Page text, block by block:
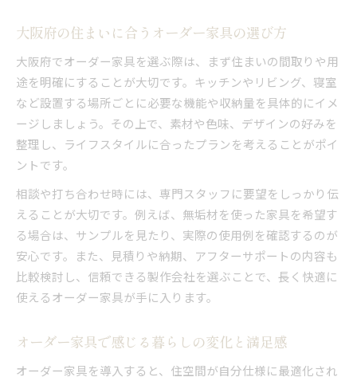
オーダー家具で整理整頓が楽になる理由
大阪府の住まいに合うオーダー家具の選び方
大阪府でオーダー家具を選ぶ際は、まず住まいの間取りや用
途を明確にすることが大切です。キッチンやリビング、寝室
など設置する場所ごとに必要な機能や収納量を具体的にイメ
ージしましょう。その上で、素材や色味、デザインの好みを
整理し、ライフスタイルに合ったプランを考えることがポイ
ントです。
相談や打ち合わせ時には、専門スタッフに要望をしっかり伝
えることが大切です。例えば、無垢材を使った家具を希望す
る場合は、サンプルを見たり、実際の使用例を確認するのが
安心です。また、見積りや納期、アフターサポートの内容も
比較検討し、信頼できる製作会社を選ぶことで、長く快適に
使えるオーダー家具が手に入ります。
オーダー家具で感じる暮らしの変化と満足感
オーダー家具を導入すると、住空間が自分仕様に最適化され